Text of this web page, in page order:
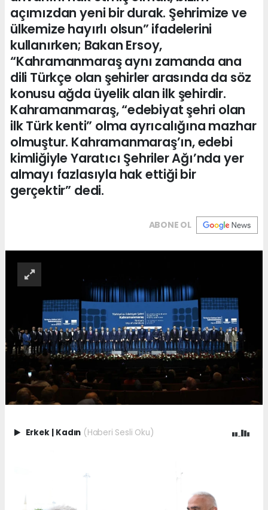
açımızdan yeni bir durak. Şehrimize ve
ülkemize hayırlı olsun” ifadelerini
kullanırken; Bakan Ersoy,
“Kahramanmaraş aynı zamanda ana
dili Türkçe olan şehirler arasında da söz
konusu ağda üyelik alan ilk şehirdir.
Kahramanmaraş, “edebiyat şehri olan
ilk Türk kenti” olma ayrıcalığına mazhar
olmuştur. Kahramanmaraş’ın, edebi
kimliğiyle Yaratıcı Şehriler Ağı’nda yer
almayı fazlasıyla hak ettiği bir
gerçektir” dedi.
ABONE OL
Erkek Kadın (Haberi Sesli Oku)